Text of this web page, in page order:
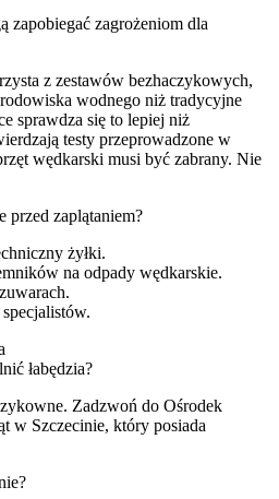
zapobiegać zagrożeniom dla
z zestawów bezhaczykowych,
wodnego niż tradycyjne
sprawdza się to lepiej niż
testy przeprowadzone w
wędkarski musi być zabrany. Nie
przed zaplątaniem?
żyłki.
na odpady wędkarskie.
łabędzia?
Zadzwoń do Ośrodek
w Szczecinie, który posiada